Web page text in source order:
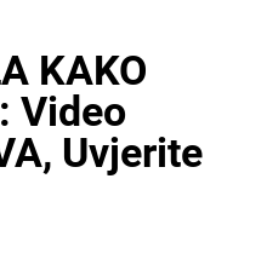
KAKO
Video
Uvjerite